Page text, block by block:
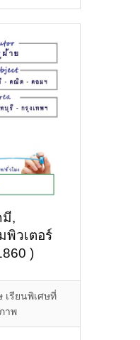
มี,
วเตอร์
)
เรียนพิเศษที่
าพ